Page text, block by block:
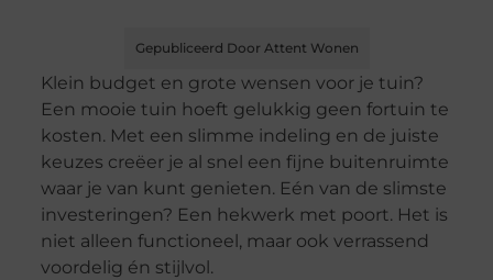
Gepubliceerd Door Attent Wonen
Klein budget en grote wensen voor je tuin?
Een mooie tuin hoeft gelukkig geen fortuin te
kosten. Met een slimme indeling en de juiste
keuzes creëer je al snel een fijne buitenruimte
waar je van kunt genieten. Eén van de slimste
investeringen? Een hekwerk met poort. Het is
niet alleen functioneel, maar ook verrassend
voordelig én stijlvol.